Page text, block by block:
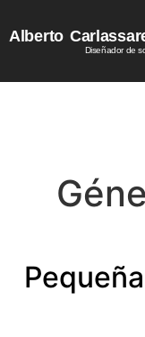
Alberto
Diseñador de